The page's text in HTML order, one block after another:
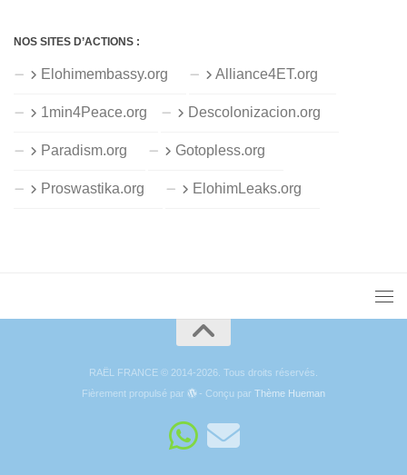
NOS SITES D’ACTIONS :
Elohimembassy.org Alliance4ET.org
1min4Peace.org Descolonizacion.org
Paradism.org Gotopless.org
Proswastika.org ElohimLeaks.org
RAËL FRANCE © 2014-2026. Tous droits réservés.
Fièrement propulsé par
- Conçu parThème Hueman